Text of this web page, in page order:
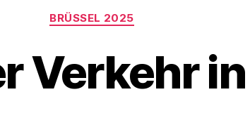
Kategorien
BRÜSSEL 2025
Verkehr